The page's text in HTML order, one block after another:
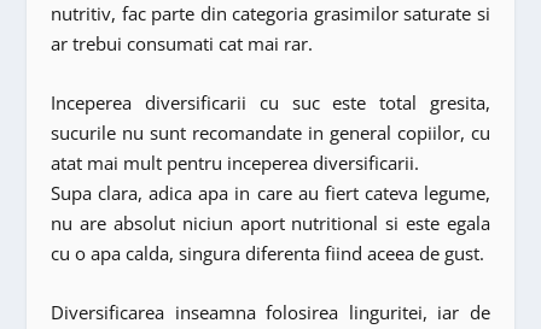
nutritiv, fac parte din categoria grasimilor saturate si
ar trebui consumati cat mai rar.
Inceperea diversificarii cu suc este total gresita,
sucurile nu sunt recomandate in general copiilor, cu
atat mai mult pentru inceperea diversificarii.
Supa clara, adica apa in care au fiert cateva legume,
nu are absolut niciun aport nutritional si este egala
cu o apa calda, singura diferenta fiind aceea de gust.
Diversificarea inseamna folosirea linguritei, iar de